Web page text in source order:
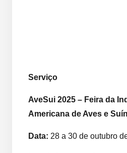
Serviço
AveSui 2025 – Feira da
Americana de Aves e
Data: 28 a 30 de outubro